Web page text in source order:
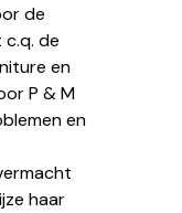
de
de
en
P & M
en
haar